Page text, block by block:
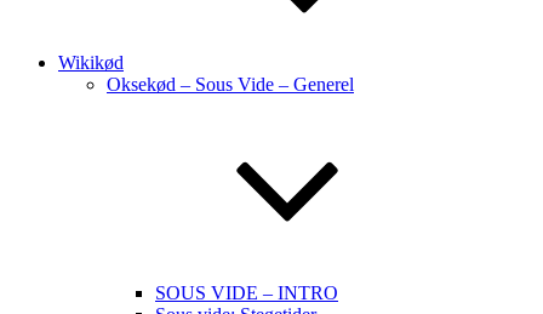
Wikikød
Oksekød – Sous Vide – Generel
SOUS VIDE – INTRO